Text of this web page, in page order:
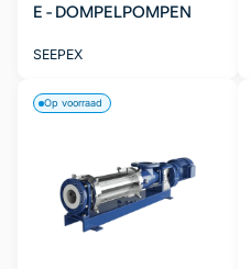
E - DOMPELPOMPEN
SEEPEX
Op voorraad